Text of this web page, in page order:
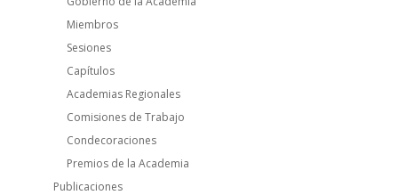
Miembros
Sesiones
Capítulos
Academias Regionales
Comisiones de Trabajo
Condecoraciones
Premios de la Academia
Publicaciones